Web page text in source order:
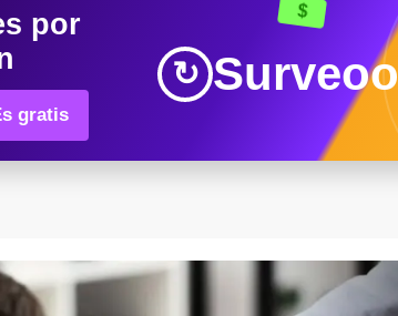
$
por
gratis
↻ Surveoo